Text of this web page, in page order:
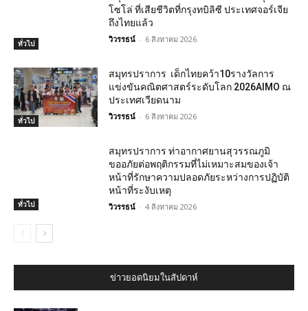
ทั่วไป
โซโล่ ที่เสียชีวิตที่กรุงทบิลิซี ประเทศจอร์เจีย
ถึงไทยแล้ว
วิวรรธน์ - 6 สิงหาคม 2026
ทั่วไป
สมุทรปราการ เด็กไทยคว้า10รางวัลการ
แข่งขันคณิตศาสตร์ระดับโลก 2026AIMO ณ
ประเทศเวียดนาม
วิวรรธน์ - 6 สิงหาคม 2026
ทั่วไป
สมุทรปราการ ท่าอากาศยานสุวรรณภูมิ
ขออภัยต่อพฤติกรรมที่ไม่เหมาะสมของเจ้า
หน้าที่รักษาความปลอดภัยระหว่างการปฏิบัติ
หน้าที่ระงับเหตุ
วิวรรธน์ - 4 สิงหาคม 2026
ข่าวยอดนิยมในสัปดาห์